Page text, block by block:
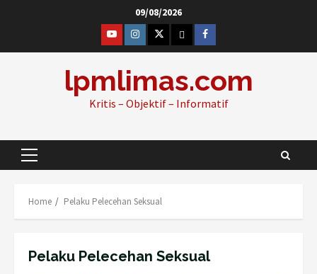
09/08/2026
@lpm_limas
Instagram
TwitterWhatsApp
Facebook
lpmlimas.com
Kritis – Objektif – Informatif
Primary
Home Pelaku Pelecehan Seksual
Pelaku Pelecehan Seksual